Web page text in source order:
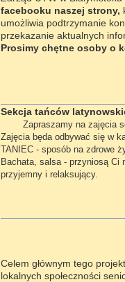
facebooku naszej strony,
umożliwia podtrzymanie
przekazanie aktualnych
Prosimy chętne osoby o
Sekcja tańców
Zapraszamy na zajęcia
Zajęcia będa odbywać się w
TANIEC - sposób na zdrowe
Bachata, salsa - przyniosą Ci
przyjemny i relaksujący.
Celem głównym tego
lokalnych społeczności